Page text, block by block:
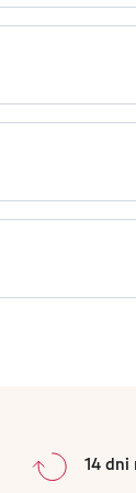
i głębią.
14 dni